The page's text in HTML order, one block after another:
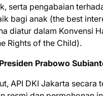
serta pengabaian
bagi anak (the best
diatur dalam Konvensi
Rights of the Child).
Prabowo
API DKI Jakarta secara